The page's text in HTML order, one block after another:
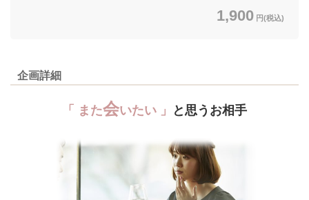
1,900 円(税込)
企画詳細
「 また会いたい 」 と思うお相手